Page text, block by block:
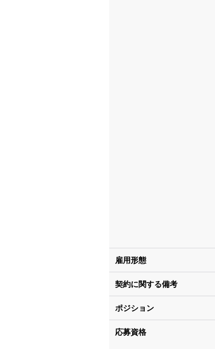
雇用形態
契約に関する備考
ポジション
応募資格